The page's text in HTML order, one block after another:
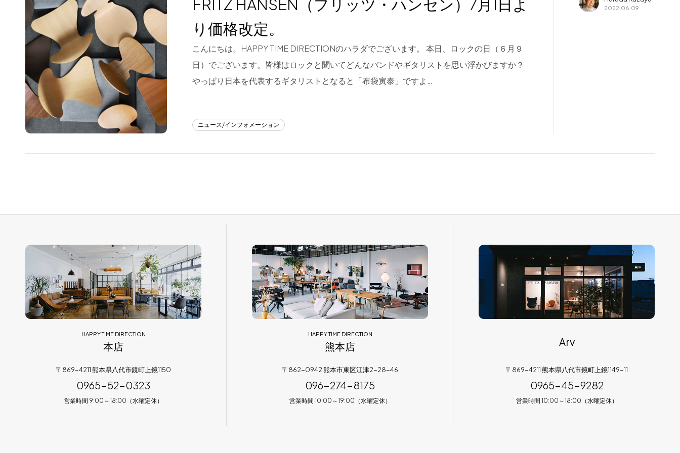
Blog
About us
for Business
Recruit
Contact
熊本店
096-274-8175
0965-45-9282
FRITZ HANSEN（フリッツ・ハンセン）7月1日よ
り価格改定。
こんにちは。HAPPY TIME DIRECTIONのハラダでございます。 本日、ロックの日（６月９
日）でございます。皆様はロックと聞いてどんなバンドやギタリストを思い浮かびますか？
やっぱり日本を代表するギタリストとなると「布袋寅泰」ですよ…
ニュース/インフォメーション
2022.06.09
HAPPY TIME DIRECTION
本店
〒869-4211 熊本県八代市鏡町上鏡1150
0965-52-0323
営業時間 9:00～18:00（水曜定休）
HAPPY TIME DIRECTION
熊本店
〒862-0942 熊本市東区江津2-28-46
096-274-8175
営業時間 10:00～19:00（水曜定休）
Arv
〒869-4211 熊本県八代市鏡町上鏡1149-11
0965-45-9282
営業時間 10:00～18:00（水曜定休）